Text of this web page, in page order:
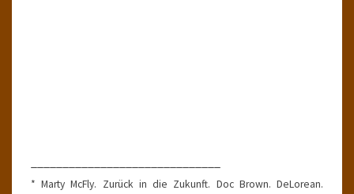
* Marty McFly. Zurück in die Zukunft. Doc Brown. DeLorean.